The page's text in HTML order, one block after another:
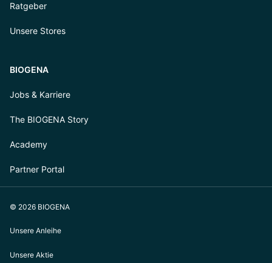
Ratgeber
Unsere Stores
BIOGENA
Jobs & Karriere
The BIOGENA Story
Academy
Partner Portal
© 2026 BIOGENA
Unsere Anleihe
Unsere Aktie